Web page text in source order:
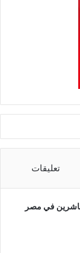
تعليقات
في مصر